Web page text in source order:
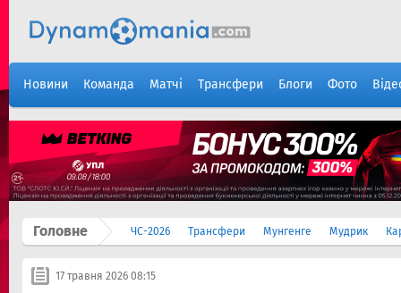
Новини Команда Матчі Трансфери Блоги Фото
Головне ЧС-2026 Трансфери Мунгенге Мудрик
17 травня 2026 08:15